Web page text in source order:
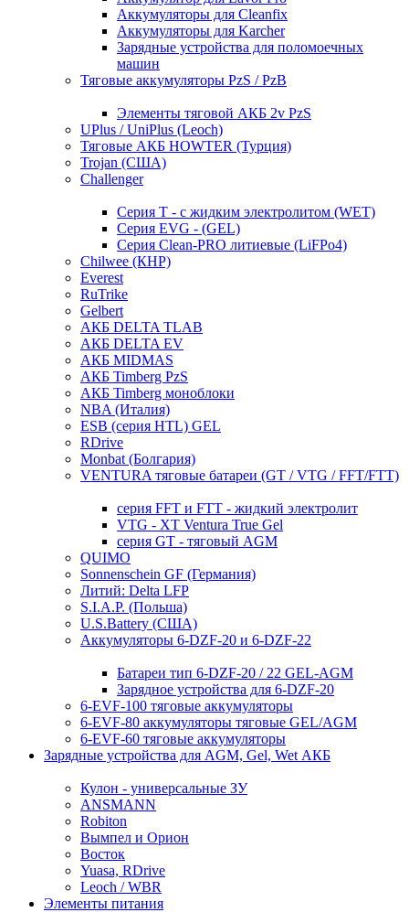
Аккумуляторы для Cleanfix
Аккумуляторы для Karcher
Зарядные устройства для поломоечных
машин
Тяговые аккумуляторы PzS / PzB
Элементы тяговой АКБ 2v PzS
UPlus / UniPlus (Leoch)
Тяговые АКБ HOWTER (Турция)
Trojan (США)
Challenger
Серия T - с жидким электролитом (WET)
Серия EVG - (GEL)
Серия Clean-PRO литиевые (LiFPo4)
Chilwee (КНР)
Everest
RuTrike
Gelbert
АКБ DELTA TLAB
АКБ DELTA EV
АКБ MIDMAS
АКБ Timberg PzS
АКБ Timberg моноблоки
NBA (Италия)
ESB (серия HTL) GEL
RDrive
Monbat (Болгария)
VENTURA тяговые батареи (GT / VTG / FFT/FTT)
серия FFT и FTT - жидкий электролит
VTG - XT Ventura True Gel
серия GT - тяговый AGM
QUIMO
Sonnenschein GF (Германия)
Литий: Delta LFP
S.I.A.P. (Польша)
U.S.Battery (США)
Аккумуляторы 6-DZF-20 и 6-DZF-22
Батареи тип 6-DZF-20 / 22 GEL-AGM
Зарядное устройства для 6-DZF-20
6-EVF-100 тяговые аккумуляторы
6-EVF-80 аккумуляторы тяговые GEL/AGM
6-EVF-60 тяговые аккумуляторы
Зарядные устройства для AGM, Gel, Wet АКБ
Кулон - универсальные ЗУ
ANSMANN
Robiton
Вымпел и Орион
Восток
Yuasa, RDrive
Leoch / WBR
Элементы питания